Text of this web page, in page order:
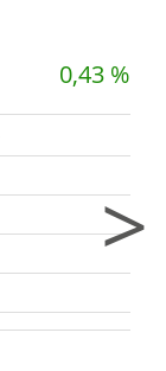
0,43 %
>